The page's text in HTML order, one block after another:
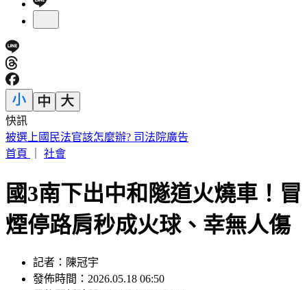
快訊
兩個月前才訪問！天下創辦人高希均辭世 盛治仁悼：觀念救
國
國3南下出中和隧道火燒車！冒
煙停路肩秒成火球、幸無人傷
記者：陳冠宇